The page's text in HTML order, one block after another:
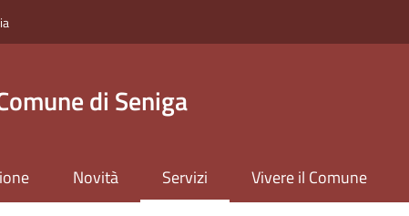
di Seniga
Novità Servizi Vivere il Comune